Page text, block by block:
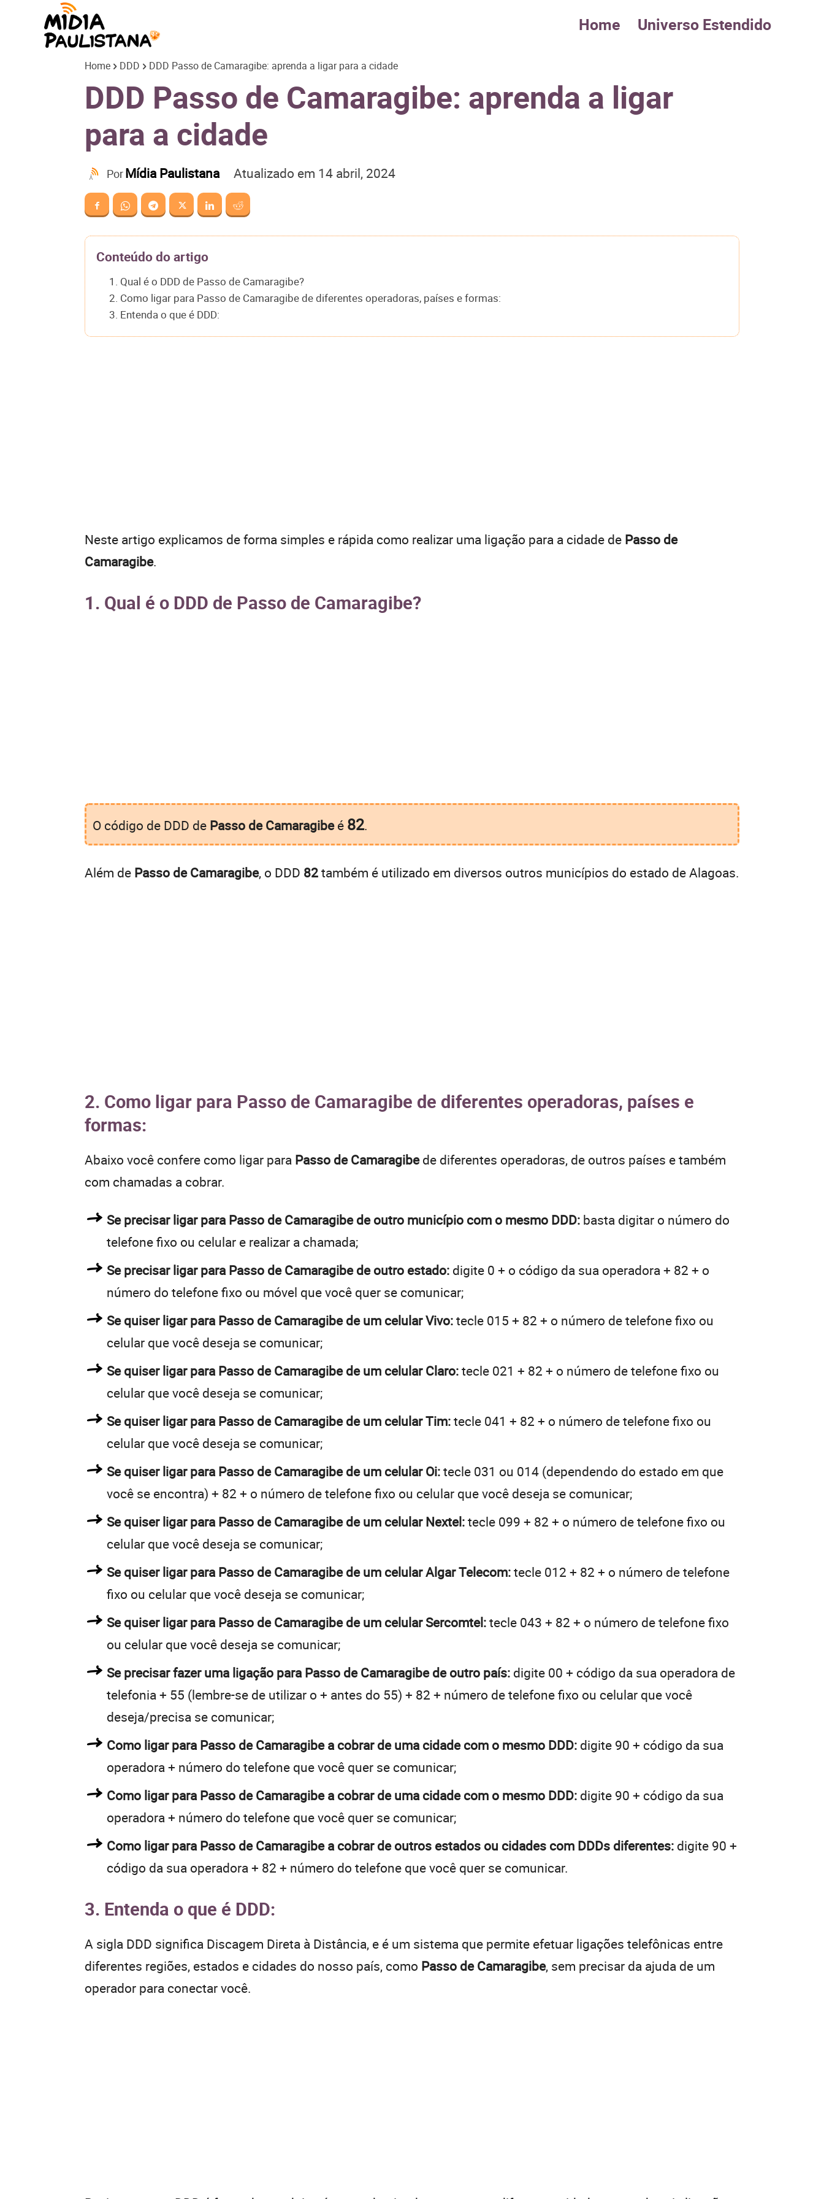
Paulistana
Home Universo Estendido
Home DDD DDD Passo de Camaragibe: aprenda a ligar para a cidade
DDD Passo de Camaragibe: aprenda a ligar
para a cidade
PorMídia Paulistana Atualizado em 14 abril, 2024
Conteúdo do artigo
1. Qual é o DDD de Passo de Camaragibe?
2. Como ligar para Passo de Camaragibe de diferentes operadoras, países e formas:
3. Entenda o que é DDD:
Neste artigo explicamos de forma simples e rápida como realizar uma ligação para a cidade de Passo de
Camaragibe.
1. Qual é o DDD de Passo de Camaragibe?
O código de DDD de Passo de Camaragibeé 82.
Além de Passo de Camaragibe, o DDD 82também é utilizado em diversos outros municípios do estado de Alagoas.
2. Como ligar para Passo de Camaragibe de diferentes operadoras, países e
formas:
Abaixo você confere como ligar para Passo de Camaragibede diferentes operadoras, de outros países e também
com chamadas a cobrar.
Se precisar ligar para Passo de Camaragibe de outro município com o mesmo DDD: basta digitar o número do
telefone fixo ou celular e realizar a chamada;
Se precisar ligar para Passo de Camaragibe de outro estado: digite 0 + o código da sua operadora + 82 + o
número do telefone fixo ou móvel que você quer se comunicar;
Se quiser ligar para Passo de Camaragibe de um celular Vivo:tecle 015 + 82 + o número de telefone fixo ou
celular que você deseja se comunicar;
Se quiser ligar para Passo de Camaragibe de um celular Claro:tecle 021 + 82 + o número de telefone fixo ou
celular que você deseja se comunicar;
Se quiser ligar para Passo de Camaragibe de um celular Tim:tecle 041 + 82 + o número de telefone fixo ou
celular que você deseja se comunicar;
Se quiser ligar para Passo de Camaragibe de um celular Oi:tecle 031 ou 014 (dependendo do estado em que
você se encontra) + 82 + o número de telefone fixo ou celular que você deseja se comunicar;
Se quiser ligar para Passo de Camaragibe de um celular Nextel:tecle 099 + 82 + o número de telefone fixo ou
celular que você deseja se comunicar;
Se quiser ligar para Passo de Camaragibe de um celular Algar Telecom:tecle 012 + 82 + o número de telefone
fixo ou celular que você deseja se comunicar;
Se quiser ligar para Passo de Camaragibe de um celular Sercomtel:tecle 043 + 82 + o número de telefone fixo
ou celular que você deseja se comunicar;
Se precisar fazer uma ligação para Passo de Camaragibe de outro país: digite 00 + código da sua operadora de
telefonia + 55 (lembre-se de utilizar o + antes do 55) + 82 + número de telefone fixo ou celular que você
deseja/precisa se comunicar;
Como ligar para Passo de Camaragibe a cobrar de uma cidade com o mesmo DDD: digite 90 + código da sua
operadora + número do telefone que você quer se comunicar;
Como ligar para Passo de Camaragibe a cobrar de uma cidade com o mesmo DDD: digite 90 + código da sua
operadora + número do telefone que você quer se comunicar;
Como ligar para Passo de Camaragibe a cobrar de outros estados ou cidades com DDDs diferentes: digite 90 +
código da sua operadora + 82 + número do telefone que você quer se comunicar.
3. Entenda o que é DDD:
A sigla DDD significa Discagem Direta à Distância, e é um sistema que permite efetuar ligações telefônicas entre
diferentes regiões, estados e cidades do nosso país, como Passo de Camaragibe, sem precisar da ajuda de um
operador para conectar você.